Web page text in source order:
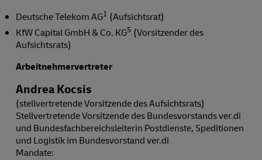
Deutsche Telekom AG1 (Aufsichtsrat)
KfW Capital GmbH & Co. KG5 (Vorsitzender des
Aufsichtsrats)
Arbeitnehmervertreter
Andrea Kocsis
(stellvertretende Vorsitzende des Aufsichtsrats)
Stellvertretende Vorsitzende des Bundesvorstands ver.di
und Bundesfachbereichsleiterin Postdienste, Speditionen
und Logistik im Bundesvorstand ver.di
Mandate: